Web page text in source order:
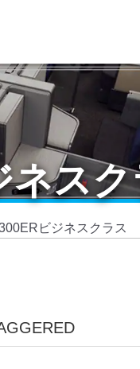
ネス
ビジネスクラス